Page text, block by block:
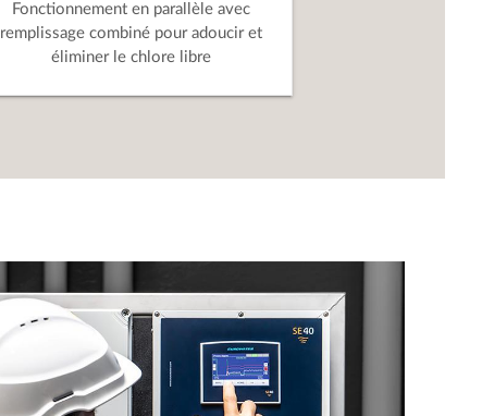
Fonctionnement en parallèle avec
remplissage combiné pour adoucir et
éliminer le chlore libre